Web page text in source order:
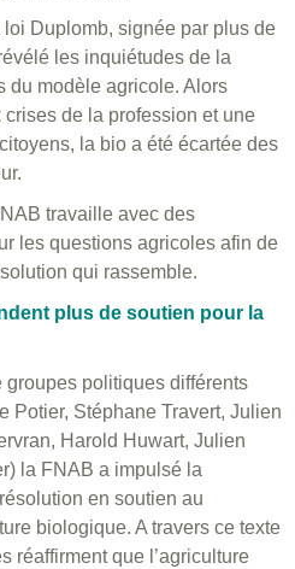
Duplomb, signée par plus de
les inquiétudes de la
du modèle agricole. Alors
de la profession et une
la bio a été écartée des
travaille avec des
les questions agricoles afin de
qui rassemble.
plus de soutien pour la
politiques différents
Potier, Stéphane Travert, Julien
Harold Huwart, Julien
la FNAB a impulsé la
en soutien au
biologique. A travers ce texte
réaffirment que l’agriculture